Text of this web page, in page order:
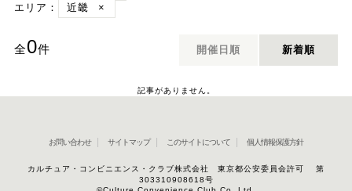
エリア：
近畿 ×
全0件 開催日順 新着順
記事がありません。
お問い合わせ サイトマップ このサイトについて 個人情報保護方針
カルチュア・コンビニエンス・クラブ株式会社 東京都公安委員会許可 第
303310908618号